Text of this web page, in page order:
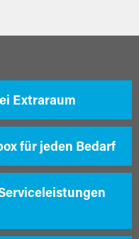
Extraraum
für jeden Bedarf